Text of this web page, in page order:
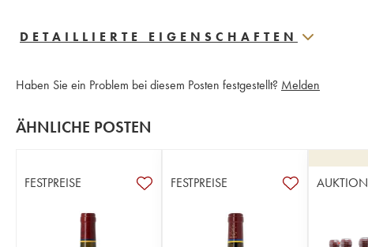
DETAILLIERTE EIGENSCHAFTEN
Haben Sie ein Problem bei diesem Posten festgestellt? Melden
ÄHNLICHE POSTEN
FESTPREISE FESTPREISE AUKTION